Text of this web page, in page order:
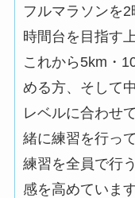
フルマラソンを
時間台を目指す
これから5km・
める方、そして
レベルに合わせ
緒に練習を行っ
練習を全員で行
感を高めています